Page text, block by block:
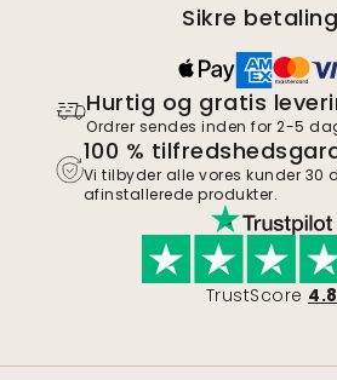
Sikre
Hurtig og gratis
Ordrer sendes inden for 2-5
100 %
Vi tilbyder alle vores kunder 30
afinstallerede produkter.
TrustScore 4.8